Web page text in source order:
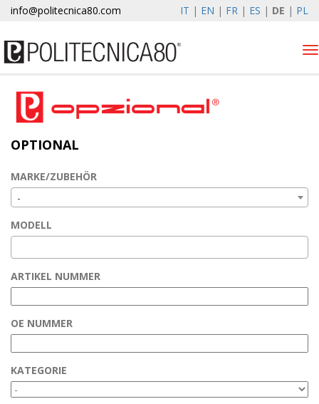
info@politecnica80.com IT | EN | FR | ES | DE | PL
Elewind
Registrierung
Kontakte
OPTIONAL
MARKE/ZUBEHÖR
-
MODELL
ARTIKEL NUMMER
OE NUMMER
KATEGORIE